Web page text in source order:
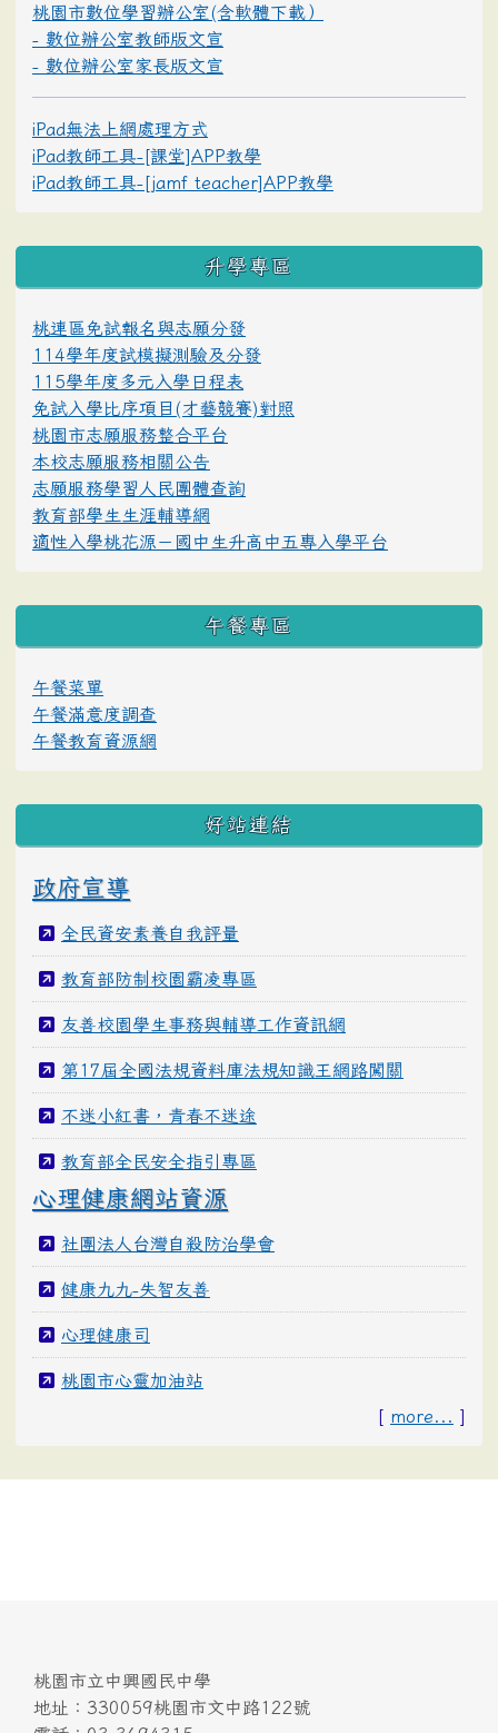
桃園市數位學習辦公室(含軟體下載）
- 數位辦公室教師版文宣
- 數位辦公室家長版文宣
iPad無法上網處理方式
iPad教師工具-[課堂]APP教學
iPad教師工具-[jamf teacher]APP教學
升學專區
桃連區免試報名與志願分發
114學年度試模擬測驗及分發
115學年度多元入學日程表
免試入學比序項目(才藝競賽)對照
桃園市志願服務整合平台
本校志願服務相關公告
志願服務學習人民團體查詢
教育部學生生涯輔導網
適性入學桃花源－國中生升高中五專入學平台
午餐專區
午餐菜單
午餐滿意度調查
午餐教育資源網
好站連結
政府宣導
全民資安素養自我評量
教育部防制校園霸凌專區
友善校園學生事務與輔導工作資訊網
第17屆全國法規資料庫法規知識王網路闖關
不迷小紅書，青春不迷途
教育部全民安全指引專區
心理健康網站資源
社團法人台灣自殺防治學會
健康九九-失智友善
心理健康司
桃園市心靈加油站
[ more... ]
桃園市立中興國民中學
地址：330059桃園市文中路122號